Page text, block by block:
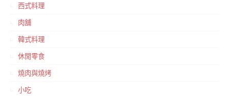
西式料理
肉舖
韓式料理
休閒零食
燒肉與燒烤
小吃